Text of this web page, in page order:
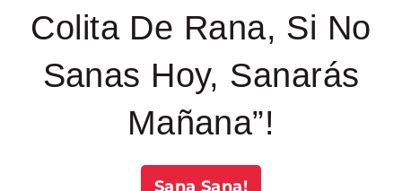
Colita De Rana, Si No
Sanas Hoy, Sanarás
Mañana”!
Sana Sana!